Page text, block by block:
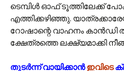
ടെമ്പിൾ ഓഫ് ടൂത്തിലേക്ക്
എത്തിക്കഴിഞ്ഞു.
റോഷാന്റെ വാഹനം കാൻഡി
ക്ഷേത്രത്തെ ലക്ഷ്യമാക്കി
തുടർന്ന് വായിക്കാൻഇവിടെ